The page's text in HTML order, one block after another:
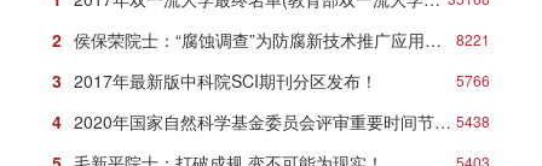
8221
2 侯保荣院士：“腐蚀调查”为防腐新技术推广应用打响第一炮
5766
3 2017年最新版中科院SCI期刊分区发布！
5438
4 2020年国家自然科学基金委员会评审重要时间节点安排
5403